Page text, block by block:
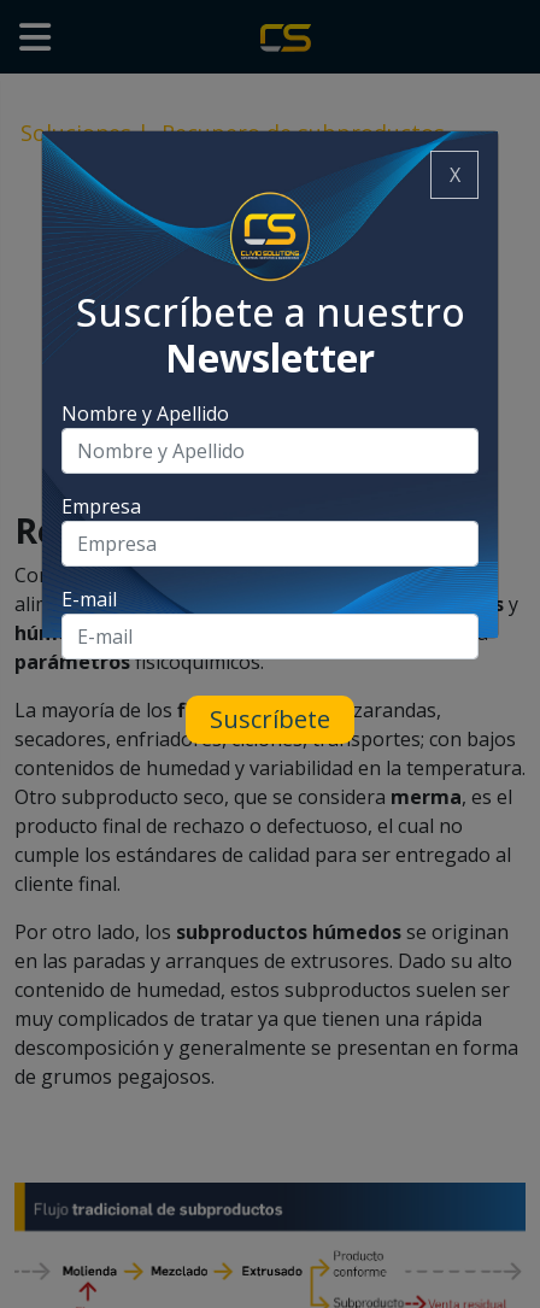
Soluciones| Recupero de subproductos
Recupero de subproductos
Comúnmente, en los procesos de producción de
alimento para peces, se generan
subproductos secosy
húmedos, con diferentes características en cuanto a
parámetrosfisicoquímicos.
La mayoría de los finos provienen de zarandas,
secadores, enfriadores, ciclones, transportes; con bajos
contenidos de humedad y variabilidad en la temperatura.
Otro subproducto seco, que se considera merma, es el
producto final de rechazo o defectuoso, el cual no
cumple los estándares de calidad para ser entregado al
cliente final.
Por otro lado, los subproductos húmedosse originan
en las paradas y arranques de extrusores. Dado su alto
contenido de humedad, estos subproductos suelen ser
muy complicados de tratar ya que tienen una rápida
descomposición y generalmente se presentan en forma
de grumos pegajosos.
X
Suscríbete a nuestro
Newsletter
Nombre y Apellido
Empresa
E-mail
Suscríbete